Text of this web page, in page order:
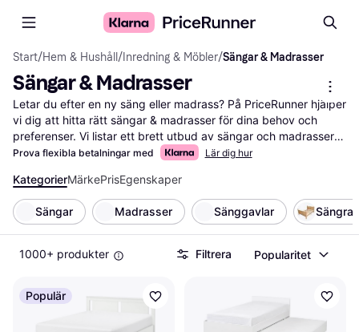
Start/Hem & Hushåll / Inredning & Möbler/Sängar & Madrasser
Sängar & Madrasser
Letar du efter en ny säng eller madrass? På PriceRunner hjälper
vi dig att hitta rätt sängar & madrasser för dina behov och
preferenser. Vi listar ett brett utbud av sängar och madrasser
från olika märken och återförsäljare. Använd våra praktiska
efter storlek, fasthet eller material för att hitta det som passar
dig bäst. Våra användarrecensioner ger dig insikter om vad
andra tycker om produkterna, vilket hjälper dig att fatta rätt
beslut. Vi ser till att du får mest valuta för pengarna genom att
guida dig till de bästa erbjudandena. Oavsett om du letar efter
en enkel madrass eller en lyxig sängram, är vi här för att hjälpa
av en god natts sömn! Mer om sängar & madrasser »
Prova flexibla betalningar med Lär dig hur
KategorierMärkePrisEgenskaper
Sängar Madrasser Sänggavlar
1000+ produkter Filtrera Popularitet
Populär